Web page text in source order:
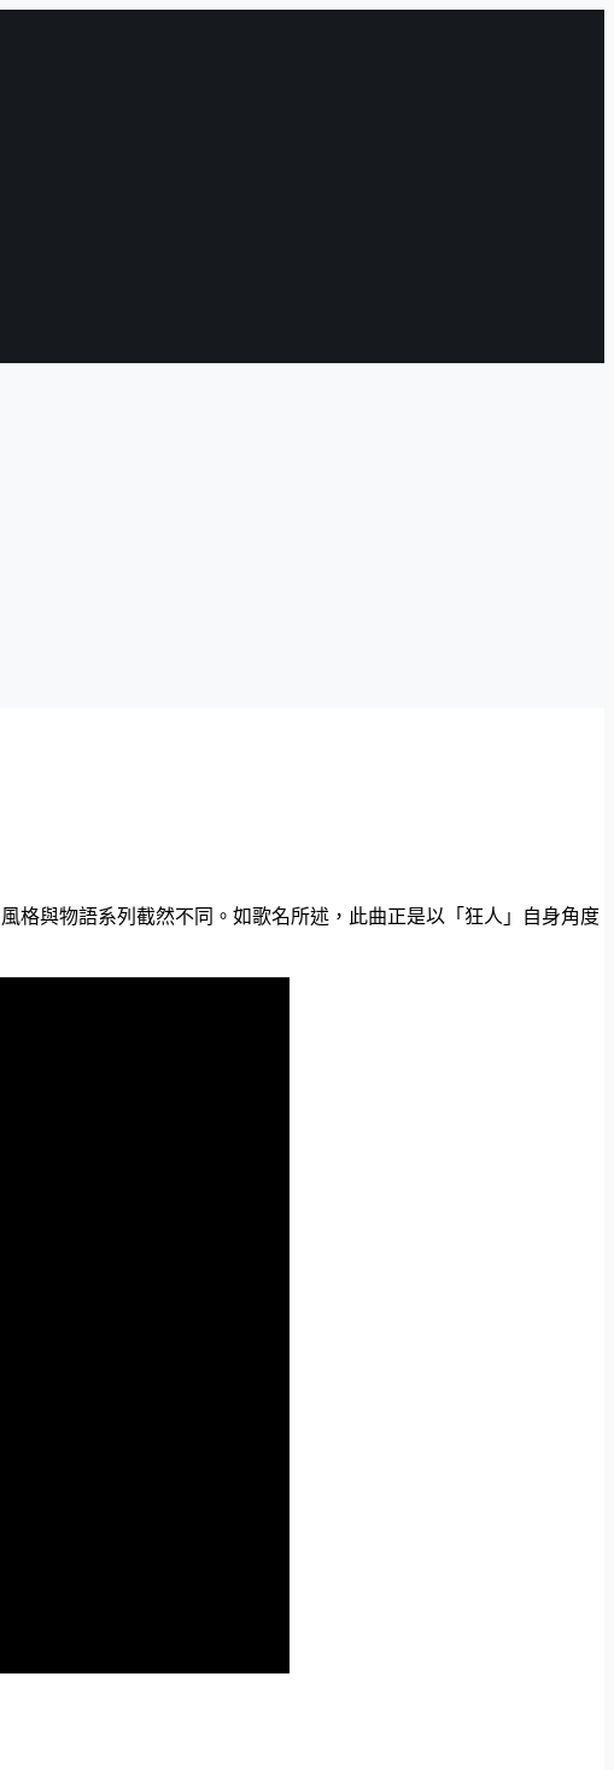
格與物語系列截然不同。如歌名所述，此曲正是以「狂人」自身角度